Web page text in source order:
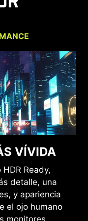
VÍVIDA
Ready,
detalle, una
y apariencia
el ojo humano